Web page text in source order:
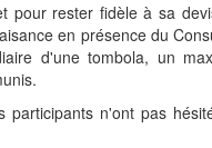
pour rester fidèle à sa
en présence du
d'une tombola, un
participants n'ont pas